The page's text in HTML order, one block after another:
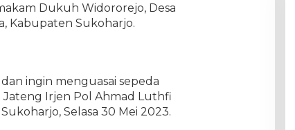
Dukuh Widororejo, Desa
Kabupaten Sukoharjo.
ingin menguasai sepeda
Irjen Pol Ahmad Luthfi
Selasa 30 Mei 2023.